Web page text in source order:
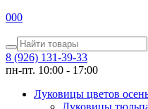
000
8 (926) 131-39-33
пн-пт. 10:00 - 17:00
Луковицы цветов
Луковицы